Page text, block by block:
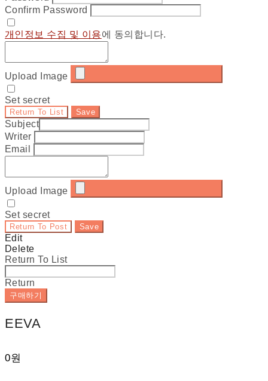
Confirm Password
개인정보 수집 및 이용에 동의합니다.
Upload Image
Set secret
Return To List Save
Subject
Writer
Email
Upload Image
Set secret
Return To Post Save
Edit
Delete
Return To List
Return
구매하기
EEVA
0원